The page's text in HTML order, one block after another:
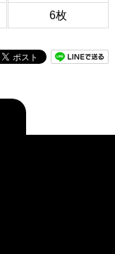
6枚